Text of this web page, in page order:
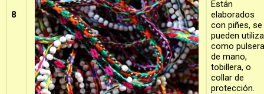
8
Están
elaborados
con piñes, se
pueden
como pulsera
de mano,
tobillera, o
collar de
protección.